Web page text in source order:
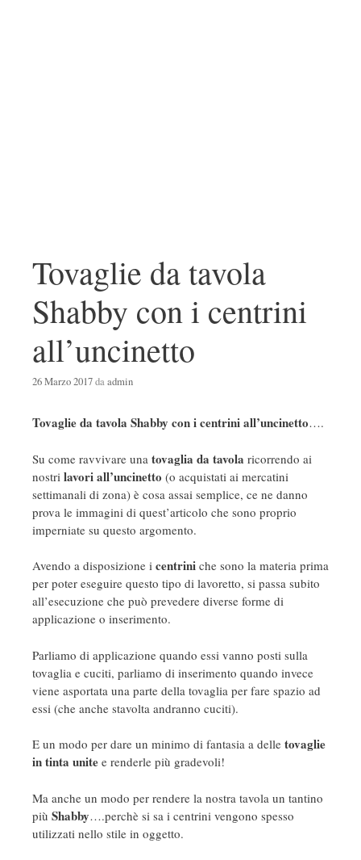
Tovaglie da tavola
Shabby con i centrini
all’uncinetto
26 Marzo 2017daadmin
Tovaglie da tavola Shabby con i centrini all’uncinetto….
Su come ravvivare una tovaglia da tavola ricorrendo ai
nostri lavori all’uncinetto (o acquistati ai mercatini
settimanali di zona) è cosa assai semplice, ce ne danno
prova le immagini di quest’articolo che sono proprio
imperniate su questo argomento.
Avendo a disposizione i centrini che sono la materia prima
per poter eseguire questo tipo di lavoretto, si passa subito
all’esecuzione che può prevedere diverse forme di
applicazione o inserimento.
Parliamo di applicazione quando essi vanno posti sulla
tovaglia e cuciti, parliamo di inserimento quando invece
viene asportata una parte della tovaglia per fare spazio ad
essi (che anche stavolta andranno cuciti).
E un modo per dare un minimo di fantasia a delle tovaglie
in tinta unite e renderle più gradevoli!
Ma anche un modo per rendere la nostra tavola un tantino
più Shabby….perchè si sa i centrini vengono spesso
utilizzati nello stile in oggetto.